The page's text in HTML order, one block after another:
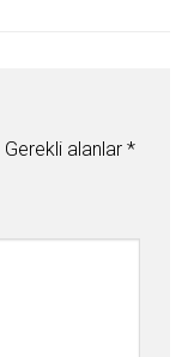
Gerekli alanlar *